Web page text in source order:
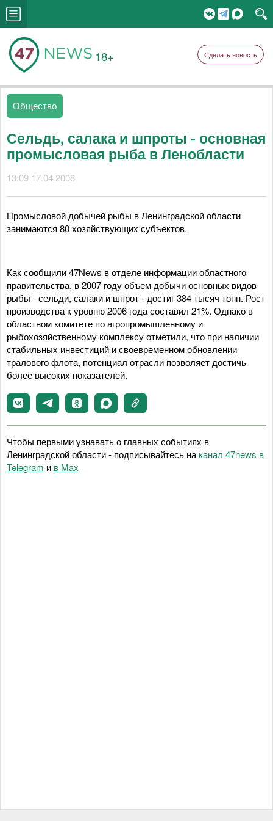
18+ Сделать новость
Общество
Сельдь, салака и шпроты - основная
промысловая рыба в Ленобласти
13:09 17.04.2008
Промысловой добычей рыбы в Ленинградской области
занимаются 80 хозяйствующих субъектов.
Как сообщили 47News в отделе информации областного
правительства, в 2007 году объем добычи основных видов
рыбы - сельди, салаки и шпрот - достиг 384 тысяч тонн. Рост
производства к уровню 2006 года составил 21%. Однако в
областном комитете по агропромышленному и
рыбохозяйственному комплексу отметили, что при наличии
стабильных инвестиций и своевременном обновлении
тралового флота, потенциал отрасли позволяет достичь
более высоких показателей.
Чтобы первыми узнавать о главных событиях в
Ленинградской области - подписывайтесь на канал 47news в
Telegram и в Maх